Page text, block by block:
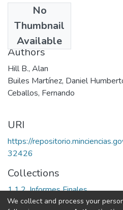
No
Thumbnail
Available
2000
Authors
Hill B., Alan
Builes Martínez, Daniel
Ceballos, Fernando
URI
https://
32426
Collections
1.1.2. Informes Finales
We collect and process your